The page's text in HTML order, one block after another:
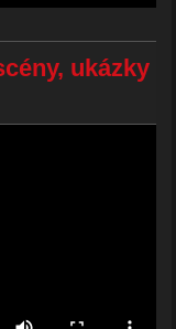
ukázky